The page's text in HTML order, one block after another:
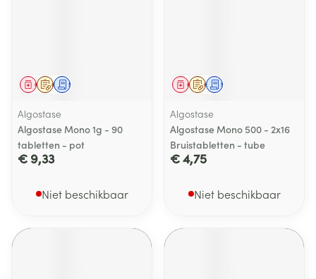
Op voorschrift
GeneesmiddelSchriftelijke aanvraag
Algostase
Algostase Mono 1g - 90
tabletten - pot
€ 9,33
Niet beschikbaar
Op voorschrift
GeneesmiddelSchriftelijke aanvraag
Algostase
Algostase Mono 500 - 2x16
Bruistabletten - tube
€ 4,75
Niet beschikbaar